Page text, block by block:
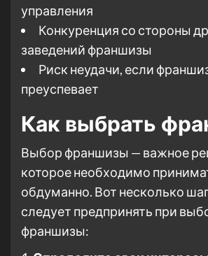
управления
Конкуренция со стороны
заведений франшизы
Риск неудачи, если
преуспевает
Как выбрать
Выбор франшизы — важное
которое необходимо
обдуманно. Вот несколько
следует предпринять при
франшизы: